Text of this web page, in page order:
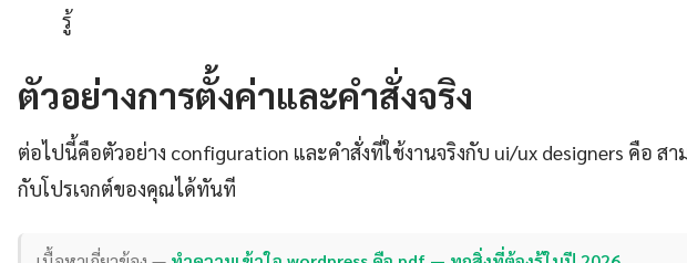
รู้
ตัวอย่างการตั้งค่าและคำสั่งจริง
ต่อไปนี้คือตัวอย่าง configuration และคำสั่งที่ใช้งานจริงกับ ui/ux designers คือ ส
กับโปรเจกต์ของคุณได้ทันที